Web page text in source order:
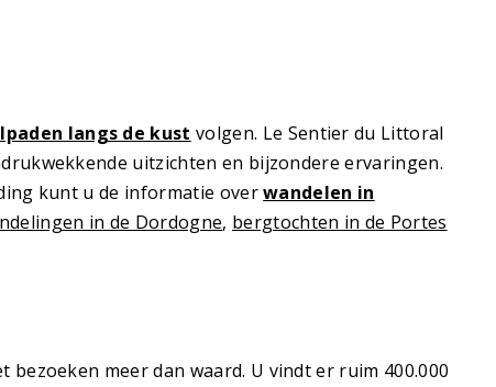
langs de kust volgen. Le Sentier du Littoral
uitzichten en bijzondere ervaringen.
kunt u de informatie overwandelen in
in de Dordogne, bergtochten in de Portes
meer dan waard. U vindt er ruim 400.000